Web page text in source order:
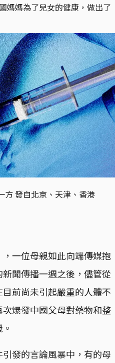
媽媽為了兒女的健康，做出了
方 發自北京、天津、香港
，一位母親如此向端傳媒抱
聞傳播一週之後，儘管從
前尚未引起嚴重的人體不
爆發中國父母對藥物和整
發的言論風暴中，有的母